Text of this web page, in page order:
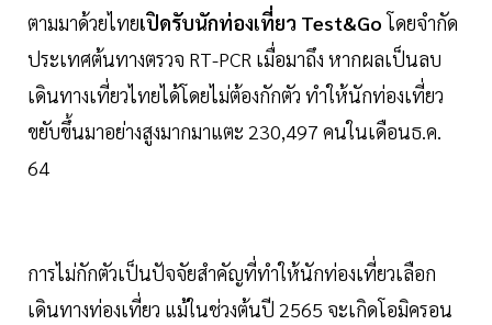
ตามมาด้วยไทยเปิดรับนักท่องเที่ยว Test&Goโดยจำกัด
ประเทศต้นทางตรวจ RT-PCR เมื่อมาถึง หากผลเป็นลบ
เดินทางเที่ยวไทยได้โดยไม่ต้องกักตัว ทำให้นักท่องเที่ยว
ขยับขึ้นมาอย่างสูงมากมาแตะ 230,497 คนในเดือนธ.ค.
64
การไม่กักตัวเป็นปัจจัยสำคัญที่ทำให้นักท่องเที่ยวเลือก
เดินทางท่องเที่ยว แม้ในช่วงต้นปี 2565 จะเกิดโอมิครอน